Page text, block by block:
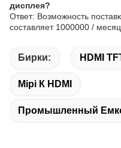
дисплея?
Ответ: Возможность
составляет 1000000 / месяц.
Бирки: HDMI
Mipi К HDMI
Промышленный